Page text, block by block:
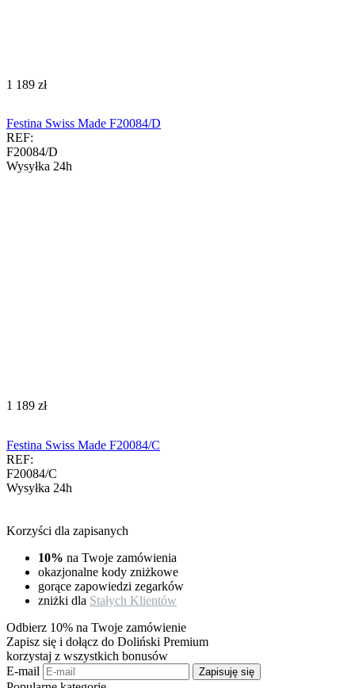
‍1 189‍ zł
Festina Swiss Made F20084/D
REF:
F20084/D
Wysyłka 24h
‍1 189‍ zł
Festina Swiss Made F20084/C
REF:
F20084/C
Wysyłka 24h
Korzyści dla zapisanych
10% na Twoje zamówienia
okazjonalne kody zniżkowe
gorące zapowiedzi zegarków
zniżki dla Stałych Klientów
Odbierz 10% na Twoje zamówienie
Zapisz się i dołącz do Doliński Premium
korzystaj z wszystkich bonusów
E-mail
Zapisuję się